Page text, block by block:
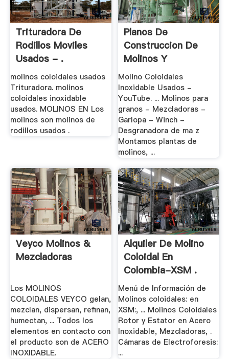
Trituradora De
Rodillos Moviles
Usados - .
molinos coloidales usados
Trituradora. molinos
coloidales inoxidable
usados. MOLINOS EN Los
molinos son molinos de
rodillos usados .
Planos De
Construccion De
Molinos Y
Mezcladoras .
Molino Coloidales
Inoxidable Usados -
YouTube. ... Molinos para
granos - Mezcladoras -
Garlopa - Winch -
Desgranadora de ma z
Montamos plantas de
molinos, ...
Veyco Molinos &
Mezcladoras
Los MOLINOS
COLOIDALES VEYCO gelan,
mezclan, dispersan, refinan,
humectan, ... Todos los
elementos en contacto con
el producto son de ACERO
INOXIDABLE.
Alquiler De Molino
Coloidal En
Colombia-XSM .
Menú de Información de
Molinos coloidales: en
XSM:, ... Molinos Coloidales
Rotor y Estator en Acero
Inoxidable, Mezcladoras, .
Cámaras de Electroforesis:
...